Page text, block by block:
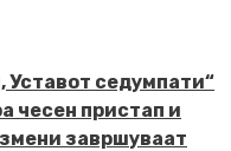
Уставот седумпати“
чесен пристап и
завршуваат